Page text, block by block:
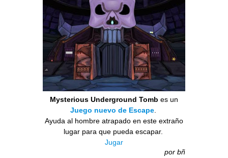
Mysterious Underground Tomb es un
Juego nuevo de Escape.
Ayuda al hombre atrapado en este extraño
lugar para que pueda escapar.
Jugar
por bñ